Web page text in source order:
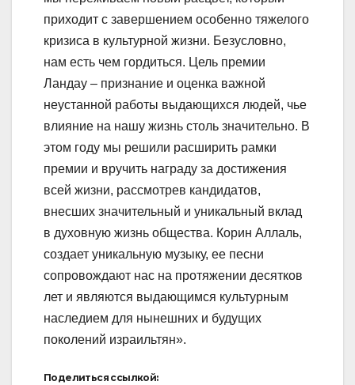
приходит с завершением особенно тяжелого
кризиса в культурной жизни. Безусловно,
нам есть чем гордиться. Цель премии
Ландау – признание и оценка важной
неустанной работы выдающихся людей, чье
влияние на нашу жизнь столь значительно. В
этом году мы решили расширить рамки
премии и вручить награду за достижения
всей жизни, рассмотрев кандидатов,
внесших значительный и уникальный вклад
в духовную жизнь общества. Корин Аллаль,
создает уникальную музыку, ее песни
сопровождают нас на протяжении десятков
лет и являются выдающимся культурным
наследием для нынешних и будущих
поколений израильтян».
Поделиться ссылкой: